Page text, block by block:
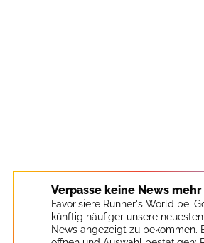
Verpasse keine News mehr
Favorisiere Runner's World bei
künftig häufiger unsere
News angezeigt zu bekommen.